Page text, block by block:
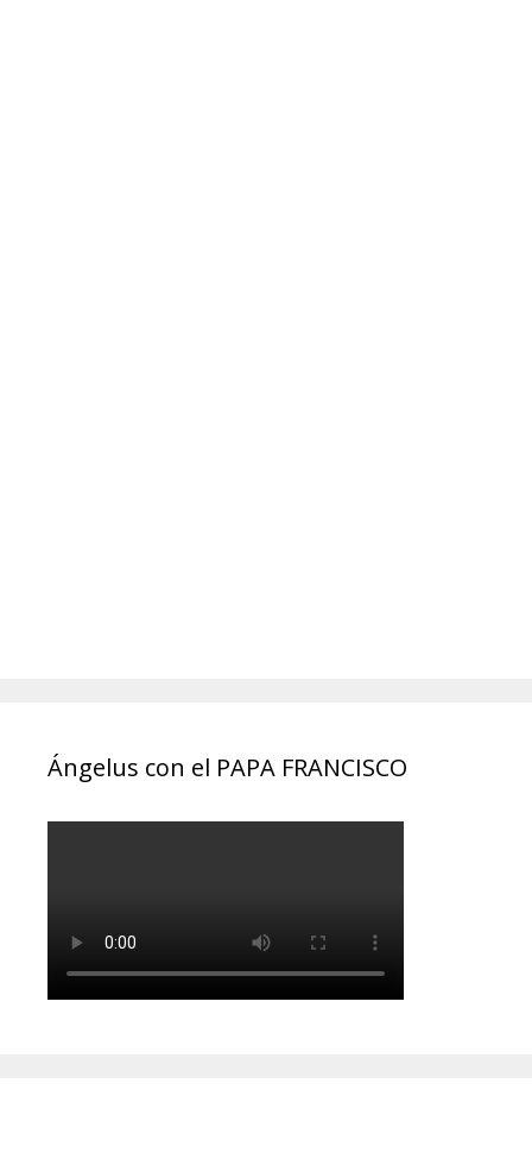
Ángelus con el PAPA FRANCISCO